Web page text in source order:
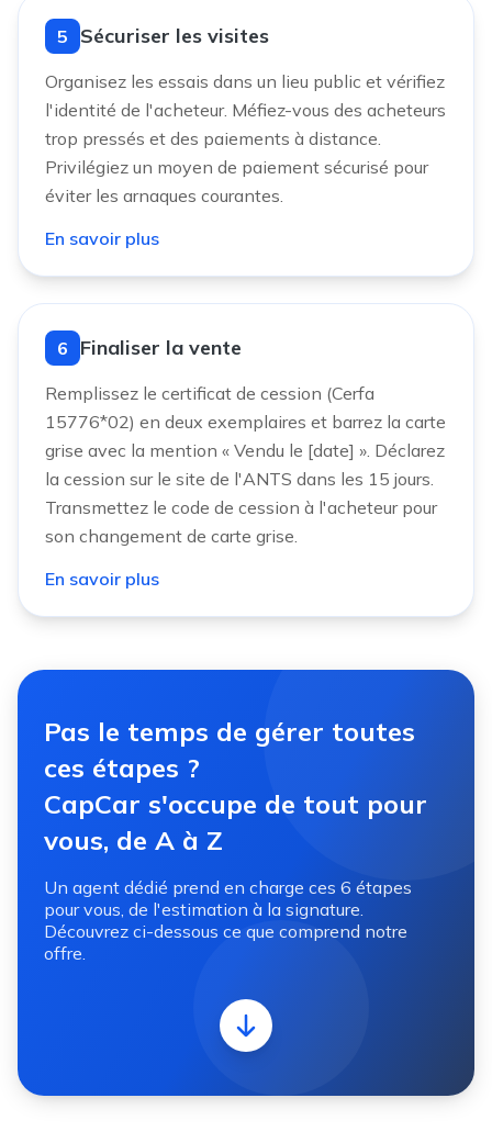
5 Sécuriser les visites
Organisez les essais dans un lieu public et vérifiez
l'identité de l'acheteur. Méfiez-vous des acheteurs
trop pressés et des paiements à distance.
Privilégiez un moyen de paiement sécurisé pour
éviter les arnaques courantes.
En savoir plus
6 Finaliser la vente
Remplissez le certificat de cession (Cerfa
15776*02) en deux exemplaires et barrez la carte
grise avec la mention « Vendu le [date] ». Déclarez
la cession sur le site de l'ANTS dans les 15 jours.
Transmettez le code de cession à l'acheteur pour
son changement de carte grise.
En savoir plus
Pas le temps de gérer toutes
ces étapes ?
CapCar s'occupe de tout pour
vous, de A à Z
Un agent dédié prend en charge ces 6 étapes
pour vous, de l'estimation à la signature.
Découvrez ci-dessous ce que comprend notre
offre.